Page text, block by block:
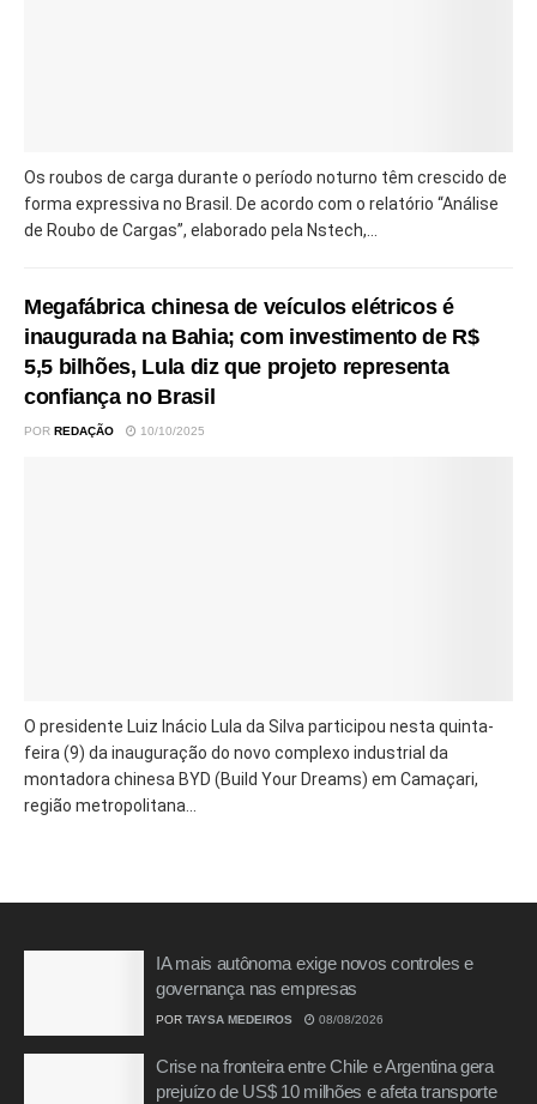
Os roubos de carga durante o período noturno têm crescido de
forma expressiva no Brasil. De acordo com o relatório “Análise
de Roubo de Cargas”, elaborado pela Nstech,...
Megafábrica chinesa de veículos elétricos é
inaugurada na Bahia; com investimento de R$
5,5 bilhões, Lula diz que projeto representa
confiança no Brasil
POR REDAÇÃO 10/10/2025
O presidente Luiz Inácio Lula da Silva participou nesta quinta-
feira (9) da inauguração do novo complexo industrial da
montadora chinesa BYD (Build Your Dreams) em Camaçari,
região metropolitana...
IA mais autônoma exige novos controles e
governança nas empresas
POR TAYSA MEDEIROS 08/08/2026
Crise na fronteira entre Chile e Argentina gera
prejuízo de US$ 10 milhões e afeta transporte